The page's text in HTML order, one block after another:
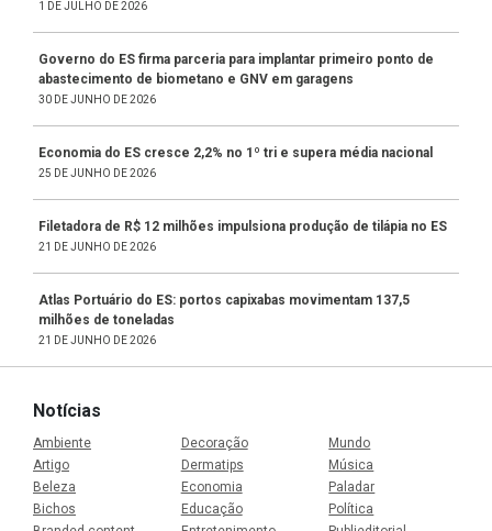
1 DE JULHO DE 2026
Governo do ES firma parceria para implantar primeiro ponto de
abastecimento de biometano e GNV em garagens
30 DE JUNHO DE 2026
Economia do ES cresce 2,2% no 1º tri e supera média nacional
25 DE JUNHO DE 2026
Filetadora de R$ 12 milhões impulsiona produção de tilápia no ES
21 DE JUNHO DE 2026
Atlas Portuário do ES: portos capixabas movimentam 137,5
milhões de toneladas
21 DE JUNHO DE 2026
Notícias
Ambiente
Artigo
Beleza
Bichos
Decoração
Dermatips
Economia
Educação
Mundo
Música
Paladar
Política